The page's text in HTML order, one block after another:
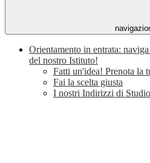
Orientamento in entrata:
del nostro Istituto!
Fatti un'idea! Prenota la
Fai la scelta giusta
I nostri Indirizzi di Studio